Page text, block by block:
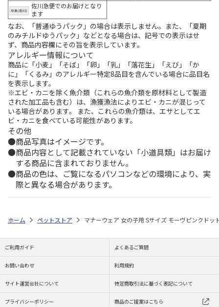
佐川急便でのお届けとなり
ます
なお、「普通ゆうパック」の場合は表示しません。また、「夏期
のみチルドゆうパック」などとなる場合は、記号での表示はせ
ず、商品内容欄にその旨を表示しています。
アレルギー情報について
商品に「小麦」「そば」「卵」「乳」「落花生」「えび」「か
に」「くるみ」のアレルギー特定8品目を含んでいる場合に品目名
を表示します。
※エビ・カニを除く魚介類（これらの魚介類を原材料として製造
された加工品も含む）は、漁獲漁法によりエビ・カニが混じって
いる場合があります。 また、これらの魚介類は、エサとしてエ
ビ・カニを食べている可能性があります。
その他
商品写真はイメージです。
商品内容として記載されていない「小道具類」はお届け
する商品に含まれておりません。
商品の色は、ご覧になるパソコンなどの環境により、実
際と異なる場合があります。
ホーム ペットストア マナーウェア 女の子用 Sサイズ モーヴピンクドッ
ご利用ガイド よくあるご質問
お問い合わせ 利用規約
サイト運営会社について 特定商取引法に基づく表記について
プライバシーポリシー 商品のご提案はこちら